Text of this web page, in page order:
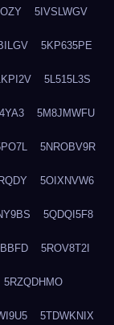
5IVSLWGV
5KP635PE
5L515L3S
5M8JMWFU
5NROBV9R
5OIXNVW6
5QDQI5F8
5ROV8T2I
5RZQDHMO
5TDWKNIX